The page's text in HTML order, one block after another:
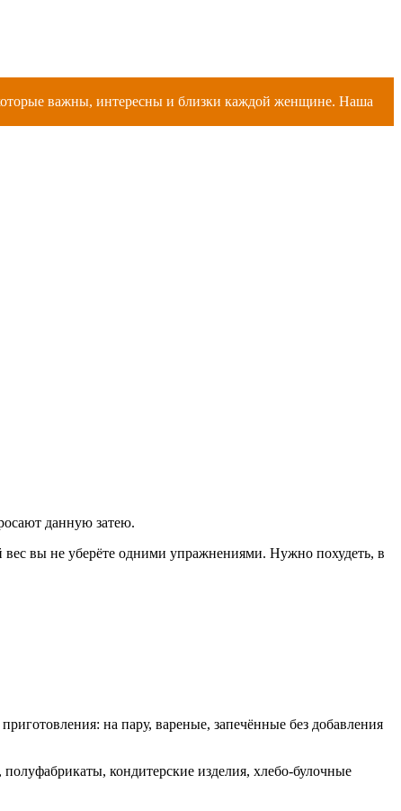
важны, интересны и близки каждой женщине. Наша
данную затею.
вы не уберёте одними упражнениями. Нужно похудеть, в
на пару, вареные, запечённые без добавления
кондитерские изделия, хлебо-булочные